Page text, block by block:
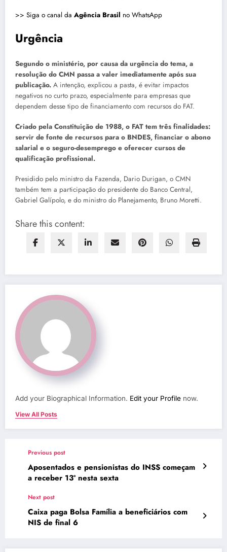
>> Siga o canal da Agência Brasil no WhatsApp
Urgência
Segundo o ministério, por causa da urgência do tema, a
resolução do CMN passa a valer imediatamente após sua
publicação. A intenção, explicou a pasta, é evitar impactos
negativos no curto prazo, especialmente para empresas que
dependem desse tipo de financiamento com recursos do FAT.
Criado pela Constituição de 1988, o FAT tem três finalidades:
servir de fonte de recursos para o BNDES, financiar o abono
salarial e o seguro-desemprego e oferecer cursos de
qualificação profissional.
Presidido pelo ministro da Fazenda, Dario Durigan, o CMN
também tem a participação do presidente do Banco Central,
Gabriel Galípolo, e do ministro do Planejamento, Bruno Moretti.
Share this content:
Add your Biographical Information. Edit your Profile now.
View All Posts
Previous post
Aposentados e pensionistas do INSS começam
a receber 13º nesta sexta
Next post
Caixa paga Bolsa Família a beneficiários com
NIS de final 6